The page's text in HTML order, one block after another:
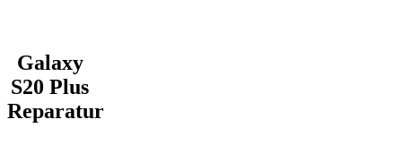
Galaxy
S20 Plus
Reparatur